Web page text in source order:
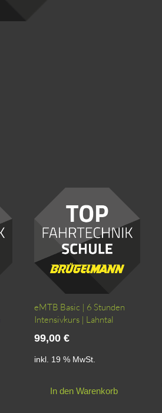
eMTB Basic | 6 Stunden
Intensivkurs | Lahntal
99,00 €
inkl. 19 % MwSt.
In den Warenkorb